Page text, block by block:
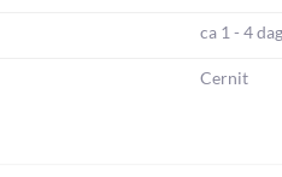
ca 1 - 4
Cernit